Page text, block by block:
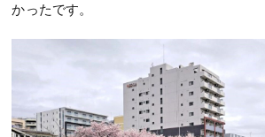
かったです。